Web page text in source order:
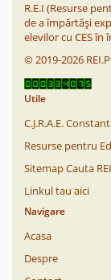
R.E.I (Resurse
de a împărtăși
elevilor cu CES
©2019-2026
Utile
C.J.R.A.E.
Resurse pentru
Sitemap Cauta
Linkul tau aici
Navigare
Acasa
Despre